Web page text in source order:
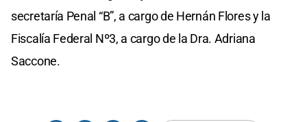
secretaría Penal “B”, a cargo de Hernán Flores y la
Fiscalía Federal Nº3, a cargo de la Dra. Adriana
Saccone.